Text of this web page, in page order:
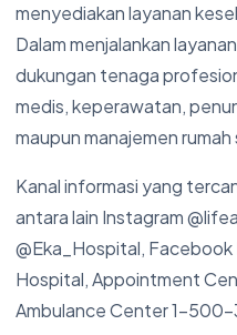
menyediakan layanan
Dalam menjalankan
dukungan tenaga
medis, keperawatan,
maupun manajemen rumah
Kanal informasi yang
antara lain Instagram
@Eka_Hospital, Facebook
Hospital, Appointment
Ambulance Center 1-500-